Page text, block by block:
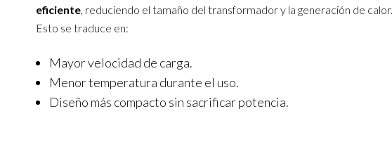
eficiente, reduciendo el tamaño del transformador y la generación de calor.
Esto se traduce en:
Mayor velocidad de carga.
Menor temperatura durante el uso.
Diseño más compacto sin sacrificar potencia.